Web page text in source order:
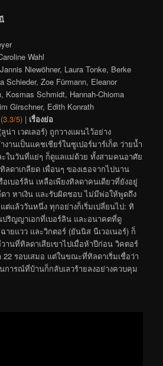
Wahl
Niewöhner, Laura Tonke, Berke
Schieder, Zoe Fürmann, Eleanor
Kosmas Schmidt, Hannah-Chioma
Girschner, Edith Konrath
5) | เรื่องย่อ
า เวดเลอร์) ถูกวางแผนไว้อย่าง
งานเป็นแคชเชียร์ในซูเปอร์มาร์เก็ต ว่ายน้ำ
ะในวันที่แย่ๆ ก็ดูแลแม่ด้วย ทั้งสามคนอาศัย
ลดาเกลียด เพื่อนๆ ของเธอจากไปนาน
เบอร์ลิน เหลือเพียงทิลดาคนเดียวที่ยังอยู่
า หาเงิน และรับผิดชอบ ไม่มีพ่อให้พูดถึง
ต่แล้ววันหนึ่ง ทุกอย่างก็เริ่มเปลี่ยนไป: ทิ
ปริญญาเอกที่เบอร์ลิน และอนาคตที่ดู
ายแวว และวิกตอร์ (ยันนิส นีเวอเนอร์) ก็
นที่ทิลดาเสียเขาไปเมื่อห้าปีก่อน วิคตอร์
รอบเสมอ แต่ในขณะที่ทิลดาเริ่มเชื่อว่า
ารณ์ที่บ้านก็กลับเลวร้ายลงอย่างควบคุม